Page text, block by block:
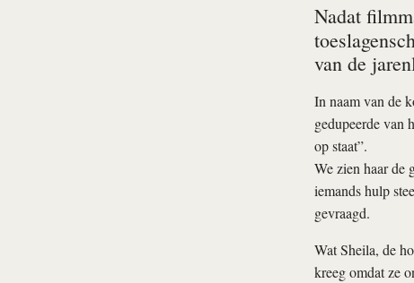
Nadat
van de
In naam van de
gedupeerde van
op staat”.
We zien haar de
iemands hulp
gevraagd.
Wat Sheila, de
kreeg omdat ze